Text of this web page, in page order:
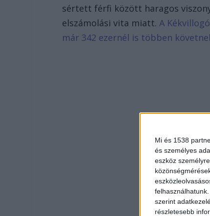
Mi és 1538
és személyes
eszköz
szerint
részletesebb
sértett férfi között haragos
elszámolási vita miatt.A
már 342 ezernél is többen